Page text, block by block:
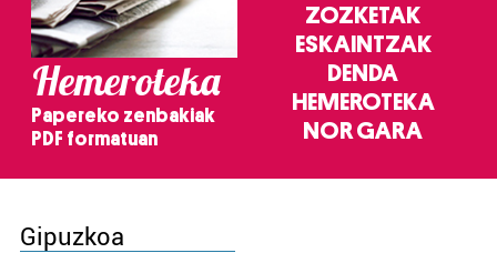
Hemeroteka
Papereko zenbakiak
PDF formatuan
ZOZKETAK
ESKAINTZAK
DENDA
HEMEROTEKA
NOR GARA
Gipuzkoa